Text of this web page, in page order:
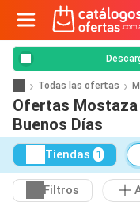
Todas las ofertas
Ofertas
Buenos Días
Tiendas 1
Filtros